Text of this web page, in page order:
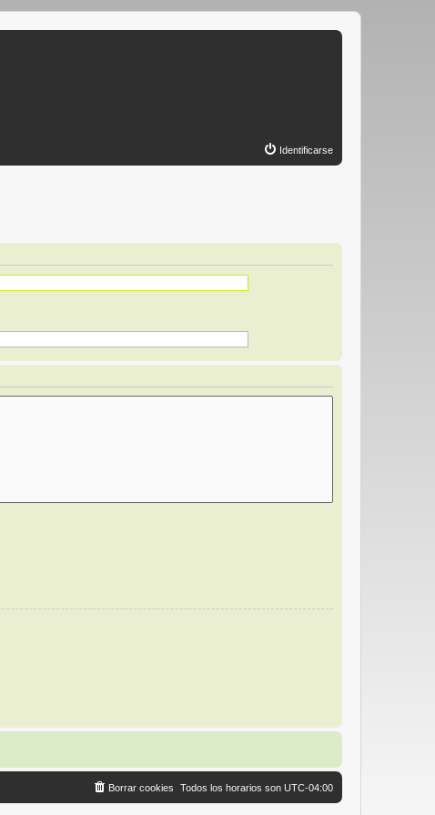
Identificarse
Todos los horarios son UTC-04:00
Borrar cookies